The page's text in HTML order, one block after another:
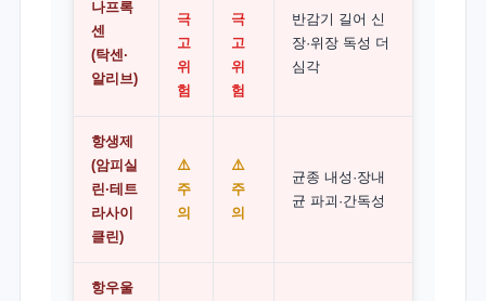
나프록
센
(탁센·
알리브)
극
고
위
험
극
고
위
험
반감기 길어 신
장·위장 독성 더
심각
항생제
(암피실
린·테트
라사이
클린)
⚠️
주
의
⚠️
주
의
균종 내성·장내
균 파괴·간독성
항우울